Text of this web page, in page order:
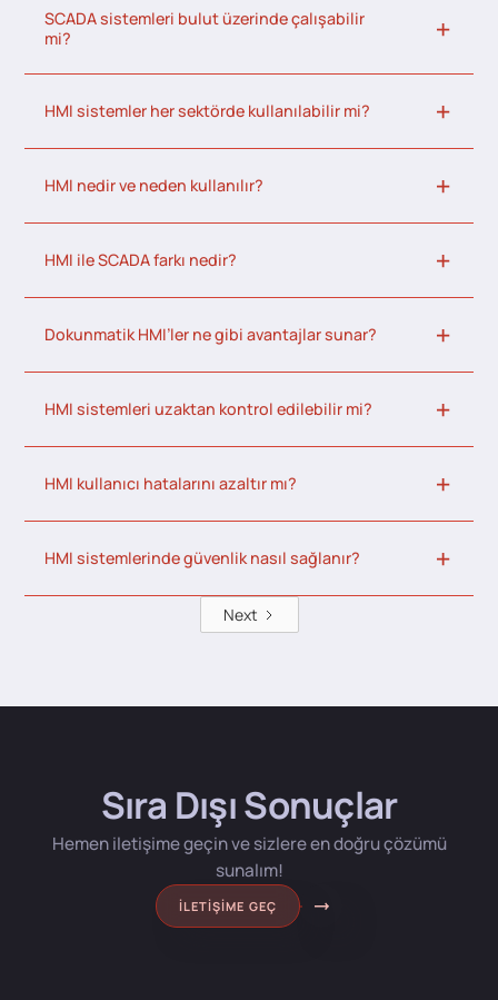
SCADA sistemleri bulut üzerinde çalışabilir
mi?
HMI sistemler her sektörde kullanılabilir mi?
HMI nedir ve neden kullanılır?
HMI ile SCADA farkı nedir?
Dokunmatik HMI’ler ne gibi avantajlar sunar?
HMI sistemleri uzaktan kontrol edilebilir mi?
HMI kullanıcı hatalarını azaltır mı?
HMI sistemlerinde güvenlik nasıl sağlanır?
Next
Sıra Dışı Sonuçlar
Hemen iletişime geçin ve sizlere en doğru çözümü
sunalım!
İLETIŞIME GEÇ